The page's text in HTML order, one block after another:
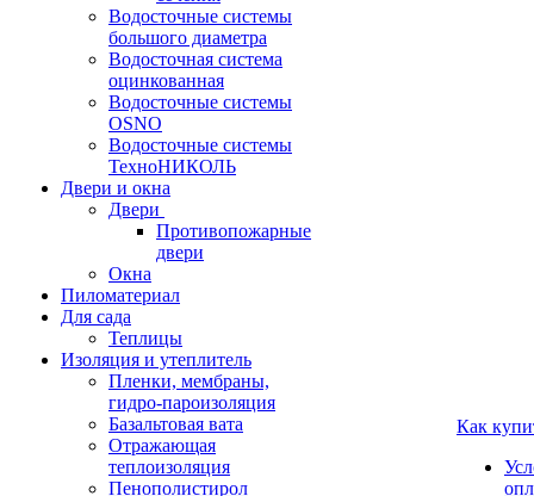
Водосточные системы
большого диаметра
Водосточная система
оцинкованная
Водосточные системы
OSNO
Водосточные системы
ТехноНИКОЛЬ
Двери и окна
Двери
Противопожарные
двери
Окна
Пиломатериал
Для сада
Теплицы
Изоляция и утеплитель
Пленки, мембраны,
гидро-пароизоляция
Базальтовая вата
Отражающая
теплоизоляция
Пенополистирол
Как